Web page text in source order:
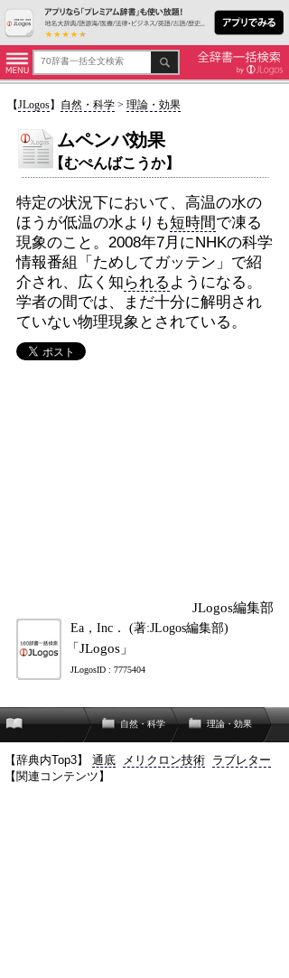
【JLogos】 自然・科学> 理論・効果
ムペンバ効果
【むぺんばこうか】
特定の状況下において、高温の水の
ほうが低温の水よりも短時間で凍る
現象のこと。2008年7月にNHKの科学
情報番組「ためしてガッテン」で紹
介され、広く知 られる ようになる。
学者の間では、まだ十分に解明され
ていない物理現象とされている。
JLogos編集部
Ea，Inc． (著:JLogos編集部)
「JLogos」
JLogosID : 7775404
自然・科学 理論・効果
【辞典内Top3】 通底 メリクロン技術 ラブレター
【関連コンテンツ】